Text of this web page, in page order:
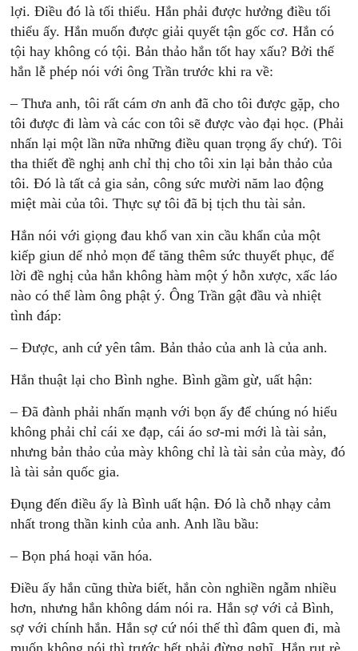
lợi. Điều đó là tối thiểu. Hắn phải được hưởng điều tối
thiểu ấy. Hắn muốn được giải quyết tận gốc cơ. Hắn có
tội hay không có tội. Bản thảo hắn tốt hay xấu? Bởi thế
hắn lễ phép nói với ông Trần trước khi ra về:
– Thưa anh, tôi rất cám ơn anh đã cho tôi được gặp, cho
tôi được đi làm và các con tôi sẽ được vào đại học. (Phải
nhấn lại một lần nữa những điều quan trọng ấy chứ). Tôi
tha thiết đề nghị anh chỉ thị cho tôi xin lại bản thảo của
tôi. Đó là tất cả gia sản, công sức mười năm lao động
miệt mài của tôi. Thực sự tôi đã bị tịch thu tài sản.
Hắn nói với giọng đau khổ van xin cầu khẩn của một
kiếp giun dế nhỏ mọn để tăng thêm sức thuyết phục, để
lời đề nghị của hắn không hàm một ý hỗn xược, xấc láo
nào có thể làm ông phật ý. Ông Trần gật đầu và nhiệt
tình đáp:
– Được, anh cứ yên tâm. Bản thảo của anh là của anh.
Hắn thuật lại cho Bình nghe. Bình gầm gừ, uất hận:
– Đã đành phải nhấn mạnh với bọn ấy để chúng nó hiểu
không phải chỉ cái xe đạp, cái áo sơ-mi mới là tài sản,
nhưng bản thảo của mày không chỉ là tài sản của mày, đó
là tài sản quốc gia.
Đụng đến điều ấy là Bình uất hận. Đó là chỗ nhạy cảm
nhất trong thần kinh của anh. Anh lầu bầu:
– Bọn phá hoại văn hóa.
Điều ấy hắn cũng thừa biết, hắn còn nghiền ngẫm nhiều
hơn, nhưng hắn không dám nói ra. Hắn sợ với cả Bình,
sợ với chính hắn. Hắn sợ cứ nói thế thì đâm quen đi, mà
muốn không nói thì trước hết phải đừng nghĩ. Hắn rụt rè